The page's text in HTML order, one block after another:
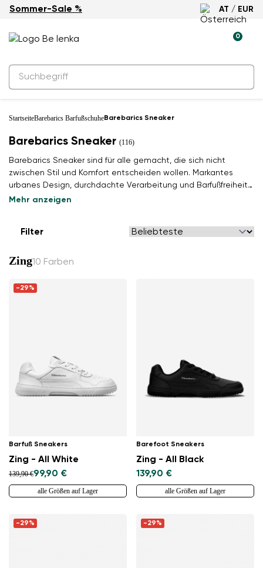
Sommer-Sale % AT / EUR
0
StartseiteBarebarics BarfußschuheBarebarics Sneaker
Barebarics Sneaker (116)
Barebarics Sneaker sind für alle gemacht, die sich nicht
zwischen Stil und Komfort entscheiden wollen. Markantes
urbanes Design, durchdachte Verarbeitung und Barfußfreiheit
in einem. Gehen Sie selbstbewusst durch die Stadt.
Mehr anzeigen
Filter
Zing10 Farben
-29%
Barfuß Sneakers
Zing - All White
139,90 €99,90 €
alle Größen auf Lager
Barefoot Sneakers
Zing - All Black
139,90 €
alle Größen auf Lager
-29% -29%